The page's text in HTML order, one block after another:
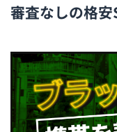
審査なしの格